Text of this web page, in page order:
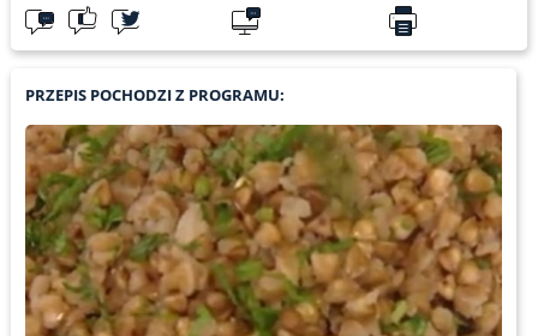
PRZEPIS POCHODZI Z PROGRAMU: